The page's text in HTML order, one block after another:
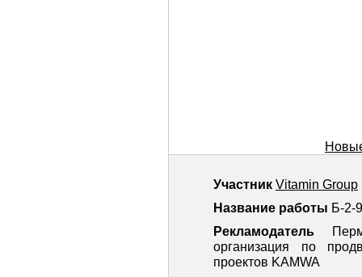
Участник Vitamin Group
Название работы Б-2-
Рекламодатель
организация по
проектов KAMWA